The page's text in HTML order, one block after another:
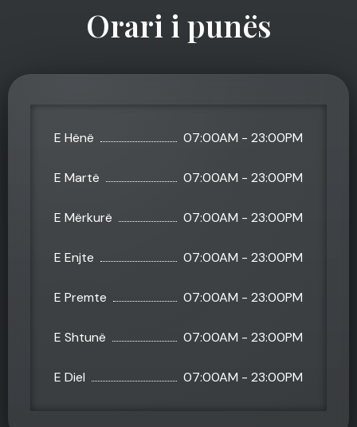
Orari i punës
E Hënë 07:00AM - 23:00PM
E Martë 07:00AM - 23:00PM
E Mërkurë 07:00AM - 23:00PM
E Enjte 07:00AM - 23:00PM
E Premte 07:00AM - 23:00PM
E Shtunë 07:00AM - 23:00PM
E Diel 07:00AM - 23:00PM